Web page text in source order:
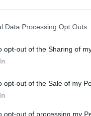
Data Processing Opt Outs
opt-out of the Sharing of
opt-out of the Sale of my
opt-out of processing my
00:00:48
Roop“ nenuvylė:
įvaizdį prieš
atidarymo ceremoniją
Pramogos